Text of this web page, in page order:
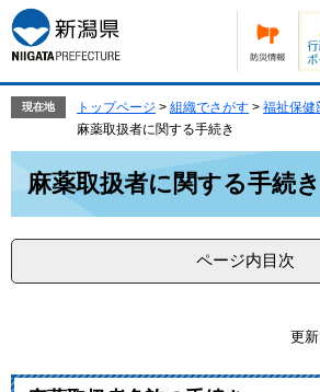
ー
ジ
の
で
す。
ニ
ュ
ー
ば
本
文
現在地 トップページ > 組織でさがす > 福祉保
麻薬取扱者に関する手続き
麻薬取扱者に関する手続き
ページ内目次
更